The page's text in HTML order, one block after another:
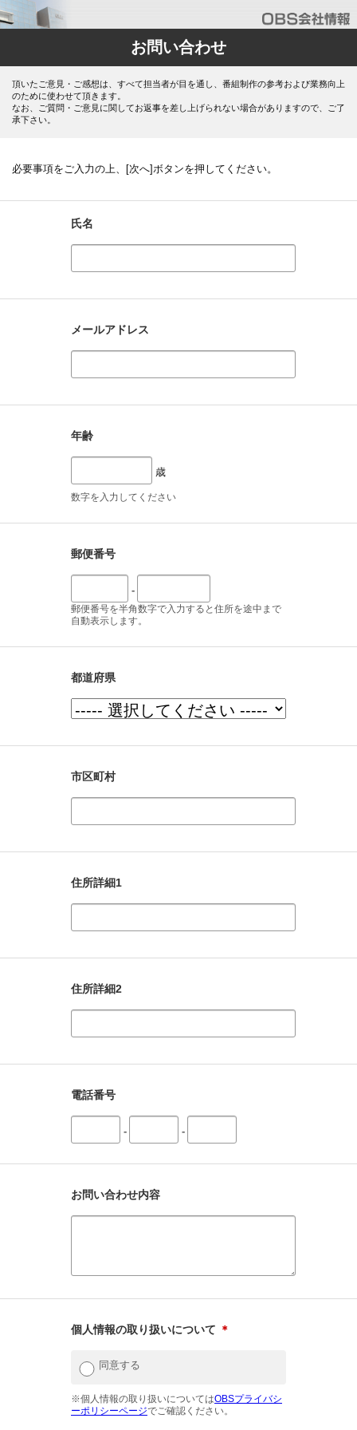
お問い合わせ
頂いたご意見・ご感想は、すべて担当者が目を通し、番組制作の参考および業務向上
のために使わせて頂きます。
なお、ご質問・ご意見に関してお返事を差し上げられない場合がありますので、ご了
承下さい。
必要事項をご入力の上、[次へ]ボタンを押してください。
氏名
メールアドレス
年齢
歳
数字を入力してください
郵便番号
-
郵便番号を半角数字で入力すると住所を途中まで
自動表示します。
都道府県
市区町村
住所詳細1
住所詳細2
電話番号
- -
お問い合わせ内容
個人情報の取り扱いについて ＊
同意する
※個人情報の取り扱いについてはOBSプライバシ
ーポリシーページでご確認ください。